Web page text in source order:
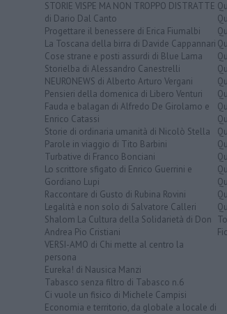
STORIE VISPE MA NON TROPPO DISTRATTE
di Dario Dal Canto
Progettare il benessere di Erica Fiumalbi
La Toscana della birra di Davide Cappannari
Cose strane e posti assurdi di Blue Lama
Storielba di Alessandro Canestrelli
NEURONEWS di Alberto Arturo Vergani
Pensieri della domenica di Libero Venturi
Fauda e balagan di Alfredo De Girolamo e
Enrico Catassi
Storie di ordinaria umanità di Nicolò Stella
Parole in viaggio di Tito Barbini
Turbative di Franco Bonciani
Lo scrittore sfigato di Enrico Guerrini e
Gordiano Lupi
Raccontare di Gusto di Rubina Rovini
Legalità e non solo di Salvatore Calleri
Shalom La Cultura della Solidarietà di Don
Andrea Pio Cristiani
VERSI-AMO di Chi mette al centro la
persona
Eureka! di Nausica Manzi
Tabasco senza filtro di Tabasco n.6
Ci vuole un fisico di Michele Campisi
Economia e territorio, da globale a locale di